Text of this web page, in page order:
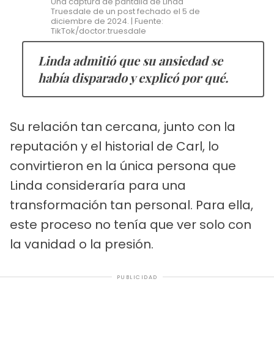
Truesdale de un post fechado el 5 de
diciembre de 2024. | Fuente:
TikTok/doctor.truesdale
Linda admitió que su ansiedad se
había disparado y explicó por qué.
Su relación tan cercana, junto con la
reputación y el historial de Carl, lo
convirtieron en la única persona que
Linda consideraría para una
transformación tan personal. Para ella,
este proceso no tenía que ver solo con
la vanidad o la presión.
PUBLICIDAD